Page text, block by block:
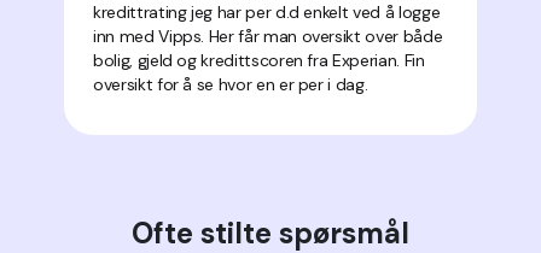
kredittrating jeg har per d.d enkelt ved å logge
inn med Vipps. Her får man oversikt over både
bolig, gjeld og kredittscoren fra Experian. Fin
oversikt for å se hvor en er per i dag.
Ofte stilte spørsmål